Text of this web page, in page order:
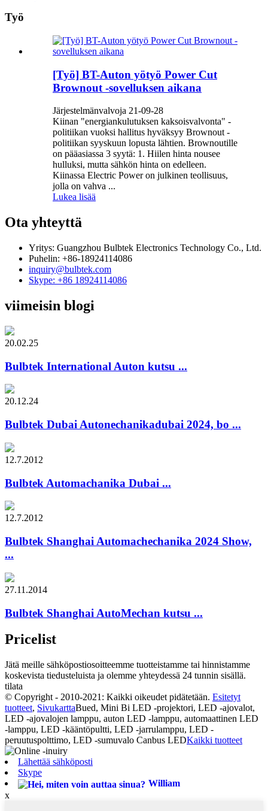
Työ
[Työ] BT-Auton yötyö Power Cut
Brownout -sovelluksen aikana
Järjestelmänvalvoja 21-09-28
Kiinan "energiankulutuksen kaksoisvalvonta" -
politiikan vuoksi hallitus hyväksyy Brownout -
politiikan syyskuun lopusta lähtien. Brownoutille
on pääasiassa 3 syytä: 1. Hiilen hinta nousee
hulluksi, mutta sähkön hinta on edelleen.
Kiinassa Electric Power on julkinen teollisuus,
jolla on vahva ...
Lukea lisää
Ota yhteyttä
Yritys: Guangzhou Bulbtek Electronics Technology Co., Ltd.
Puhelin: +86-18924114086
inquiry@bulbtek.com
Skype: +86 18924114086
viimeisin blogi
20.02.25
Bulbtek International Auton kutsu ...
20.12.24
Bulbtek Dubai Autonechanikadubai 2024, bo ...
12.7.2012
Bulbtek Automachanika Dubai ...
12.7.2012
Bulbtek Shanghai Automachechanika 2024 Show,
...
27.11.2014
Bulbtek Shanghai AutoMechan kutsu ...
Pricelist
Jätä meille sähköpostiosoitteemme tuotteistamme tai hinnistamme
koskevista tiedusteluista ja olemme yhteydessä 24 tunnin sisällä.
tilata
© Copyright - 2010-2021: Kaikki oikeudet pidätetään. Esitetyt
tuotteet, SivukarttaBued, Mini Bi LED -projektori, LED -ajovalot,
LED -ajovalojen lamppu, auton LED -lamppu, automaattinen LED
-lamppu, LED -kääntöpultti, LED -jarrulamppu, LED -
peruutuspolttimo, LED -sumuvalo Canbus LEDKaikki tuotteet
Lähettää sähköposti
Skype
William
x